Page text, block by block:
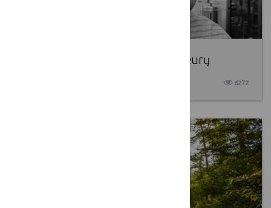
Ūkio ir verslo plėtrai – 19 mln. eurų
6272